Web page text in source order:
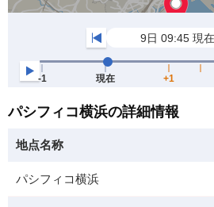
パシフィコ横浜の詳細情報
地点名称
パシフィコ横浜